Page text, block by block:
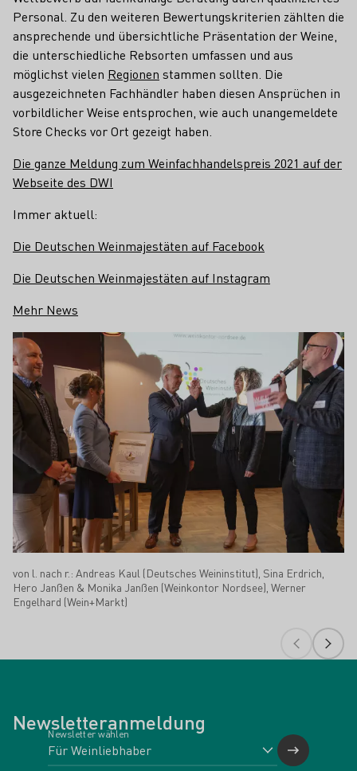
Personal. Zu den weiteren Bewertungskriterien zählten die
ansprechende und übersichtliche Präsentation der Weine,
die unterschiedliche Rebsorten umfassen und aus
möglichst vielen Regionen stammen sollten. Die
ausgezeichneten Fachhändler haben diesen Ansprüchen in
vorbildlicher Weise entsprochen, wie auch unangemeldete
Store Checks vor Ort gezeigt haben.
Die ganze Meldung zum Weinfachhandelspreis 2021 auf der
Webseite des DWI
Immer aktuell:
Die Deutschen Weinmajestäten auf Facebook
Die Deutschen Weinmajestäten auf Instagram
Mehr News
von l. nach r.: Andreas Kaul (Deutsches Weininstitut), Sina Erdrich,
Hero Janßen & Monika Janßen (Weinkontor Nordsee), Werner
Engelhard (Wein+Markt)
Newsletteranmeldung
Newsletter wählen